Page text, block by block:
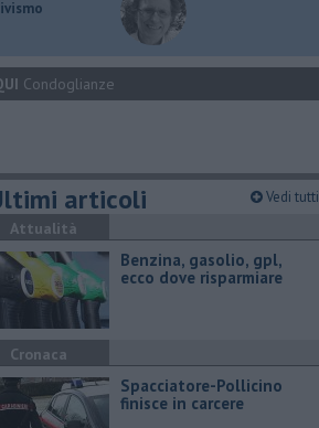
Condoglianze
articoli Vedi tutti
Attualità
​Benzina, gasolio, gpl,
ecco dove risparmiare
Cronaca
Spacciatore-Pollicino
finisce in carcere